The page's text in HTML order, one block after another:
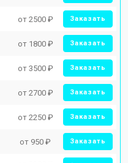
от 2500 ₽ Заказать
от 1800 ₽ Заказать
от 3500 ₽ Заказать
от 2700 ₽ Заказать
от 2250 ₽ Заказать
от 950 ₽ Заказать